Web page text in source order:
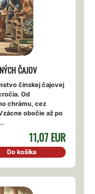
ČAJOV
čínskej čajovej
Od
chrámu, cez
obočie až po
11,07 EUR
Do košíka